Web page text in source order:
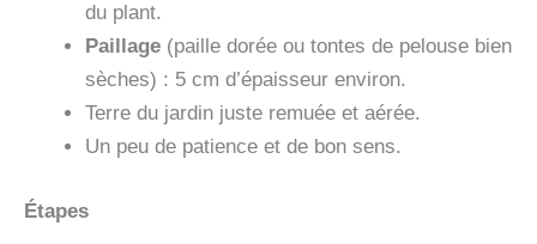
du plant.
Paillage (paille dorée ou tontes de pelouse bien
sèches) : 5 cm d’épaisseur environ.
Terre du jardin juste remuée et aérée.
Un peu de patience et de bon sens.
Étapes